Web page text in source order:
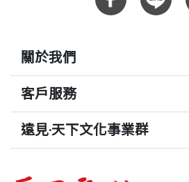
關於我們
客戶服務
遠見‧天下文化事業群